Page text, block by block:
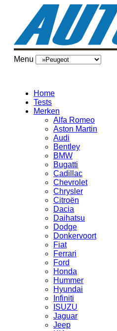
Menu
Home
Tests
Merken
Alfa Romeo
Aston Martin
Audi
Bentley
BMW
Bugatti
Cadillac
Chevrolet
Chrysler
Citroën
Dacia
Daihatsu
Dodge
Donkervoort
Fiat
Ferrari
Ford
Honda
Hummer
Hyundai
Infiniti
ISUZU
Jaguar
Jeep